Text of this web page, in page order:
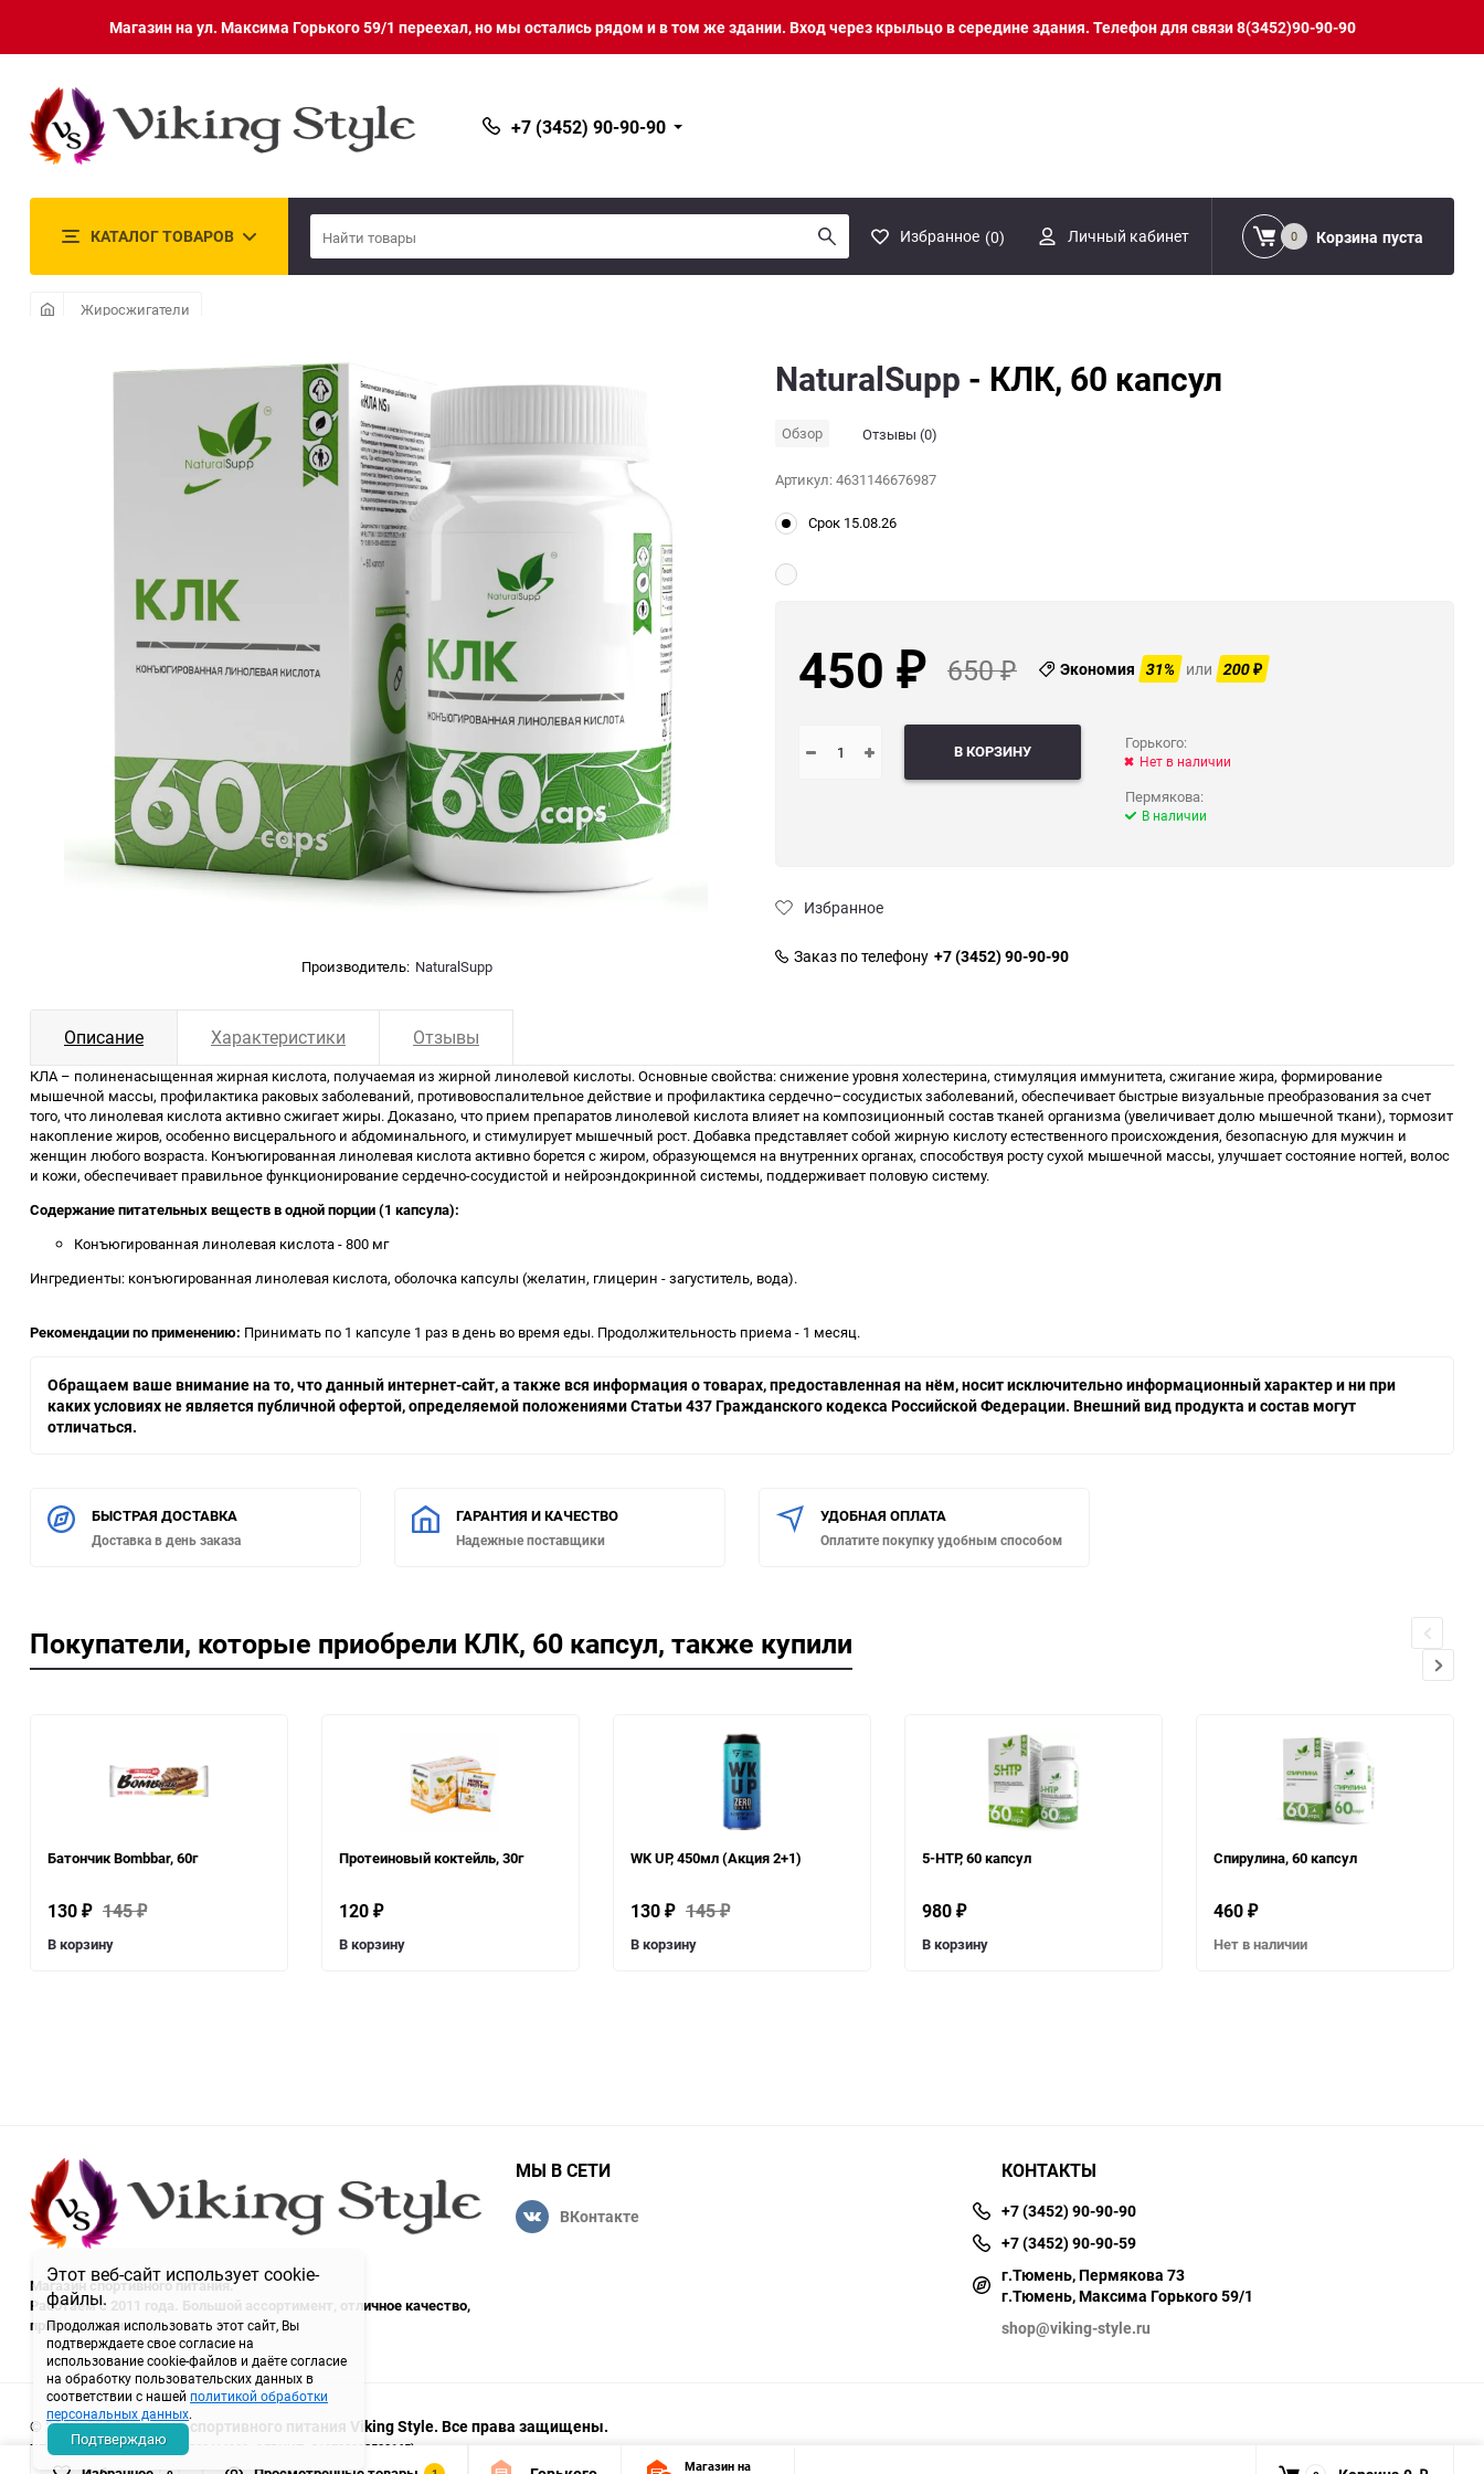
Этот веб-сайт использует cookie-
файлы.
Продолжая использовать этот сайт, Вы
подтверждаете свое согласие на
использование cookie-файлов и даёте согласие
на обработку пользовательских данных в
соответствии с нашей политикой обработки
персональных данных.
Подтверждаю
Магазин на ул. Максима Горького 59/1 переехал, но мы остались рядом и в том же здании. Вход через крыльцо в середине здания. Телефон для связи 8(3452)90-90-90
+7 (3452) 90-90-90
КАТАЛОГ ТОВАРОВ Избранное (0) Личный кабинет 0 Корзина пуста
Жиросжигатели
Производитель: NaturalSupp
NaturalSupp - КЛК, 60 капсул
Обзор Отзывы (0)
Артикул:4631146676987
Срок 15.08.26
450 ₽ 650₽ Экономия 31% или 200₽
В КОРЗИНУ Горького:
Нет в наличии
Пермякова:
В наличии
Избранное
Заказ по телефону +7 (3452) 90-90-90
Описание Характеристики Отзывы
КЛА – полиненасыщенная жирная кислота, получаемая из жирной линолевой кислоты. Основные свойства: снижение уровня холестерина, стимуляция иммунитета, сжигание жира, формирование
мышечной массы, профилактика раковых заболеваний, противовоспалительное действие и профилактика сердечно–сосудистых заболеваний, обеспечивает быстрые визуальные преобразования за счет
того, что линолевая кислота активно сжигает жиры. Доказано, что прием препаратов линолевой кислота влияет на композиционный состав тканей организма (увеличивает долю мышечной ткани), тормозит
накопление жиров, особенно висцерального и абдоминального, и стимулирует мышечный рост. Добавка представляет собой жирную кислоту естественного происхождения, безопасную для мужчин и
женщин любого возраста. Конъюгированная линолевая кислота активно борется с жиром, образующемся на внутренних органах, способствуя росту сухой мышечной массы, улучшает состояние ногтей, волос
и кожи, обеспечивает правильное функционирование сердечно-сосудистой и нейроэндокринной системы, поддерживает половую систему.
Содержание питательных веществ в одной порции (1 капсула):
Конъюгированная линолевая кислота - 800 мг
Ингредиенты: конъюгированная линолевая кислота, оболочка капсулы (желатин, глицерин - загуститель, вода).
Рекомендации по применению: Принимать по 1 капсуле 1 раз в день во время еды. Продолжительность приема - 1 месяц.
Обращаем ваше внимание на то, что данный интернет-сайт, а также вся информация о товарах, предоставленная на нём, носит исключительно информационный характер и ни при
каких условиях не является публичной офертой, определяемой положениями Статьи 437 Гражданского кодекса Российской Федерации. Внешний вид продукта и состав могут
отличаться.
БЫСТРАЯ ДОСТАВКА
Доставка в день заказа
ГАРАНТИЯ И КАЧЕСТВО
Надежные поставщики
УДОБНАЯ ОПЛАТА
Оплатите покупку удобным способом
Покупатели, которые приобрели КЛК, 60 капсул, также купили
Батончик Bombbar, 60г
130 ₽ 145₽
В корзину
Протеиновый коктейль, 30г
120 ₽
В корзину
WK UP, 450мл (Акция 2+1)
130 ₽ 145₽
В корзину
5-HTP, 60 капсул
980 ₽
В корзину
Спирулина, 60 капсул
460 ₽
Нет в наличии
Магазин спортивного питания.
Работаем с 2011 года. Большой ассортимент, отличное качество,
приятные цены.
МЫ В СЕТИ
ВКонтакте
КОНТАКТЫ
+7 (3452) 90-90-90
+7 (3452) 90-90-59
г.Тюмень, Пермякова 73
г.Тюмень, Максима Горького 59/1
shop@viking-style.ru
© 2011-2026 магазин спортивного питания Viking Style. Все права защищены.
ИП Семитко Н.П. (ИНН: 720320416000, ОГРНИП: 313723202500165)
Магазин на